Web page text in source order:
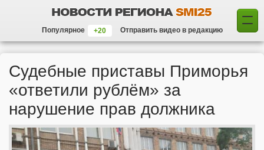
Популярное Отправить видео в редакцию
Судебные приставы Приморья
«ответили рублём» за
нарушение прав должника